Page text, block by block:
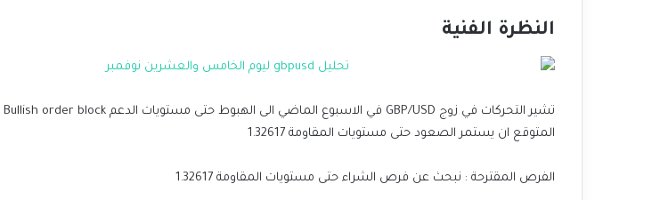
النظرة الفنية
المتوقع ان يستمر الصعود حتى مستويات المقاومة 1.32617
الفرص المقترحة : نبحث عن فرص الشراء حتى مستويات المقاومة 1.32617